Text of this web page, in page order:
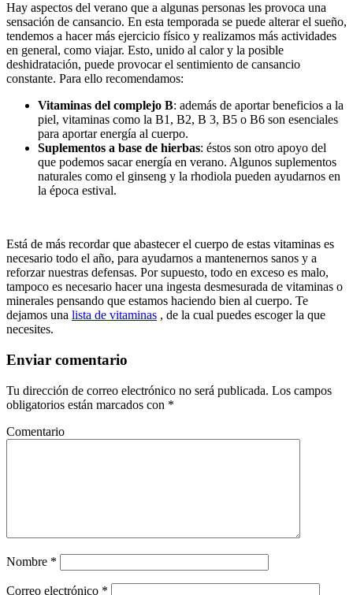
Hay aspectos del verano que a algunas personas les provoca una
sensación de cansancio. En esta temporada se puede alterar el sueño,
tendemos a hacer más ejercicio físico y realizamos más actividades
en general, como viajar. Esto, unido al calor y la posible
deshidratación, puede provocar el sentimiento de cansancio
constante. Para ello recomendamos:
Vitaminas del complejo B: además de aportar beneficios a la
piel, vitaminas como la B1, B2, B 3, B5 o B6 son esenciales
para aportar energía al cuerpo.
Suplementos a base de hierbas: éstos son otro apoyo del
que podemos sacar energía en verano. Algunos suplementos
naturales como el ginseng y la rhodiola pueden ayudarnos en
la época estival.
Está de más recordar que abastecer el cuerpo de estas vitaminas es
necesario todo el año, para ayudarnos a mantenernos sanos y a
reforzar nuestras defensas. Por supuesto, todo en exceso es malo,
tampoco es necesario hacer una ingesta desmesurada de vitaminas o
minerales pensando que estamos haciendo bien al cuerpo. Te
dejamos una lista de vitaminas , de la cual puedes escoger la que
necesites.
Enviar comentario
Tu dirección de correo electrónico no será publicada. Los campos
obligatorios están marcados con *
Comentario
Nombre *
Correo electrónico *